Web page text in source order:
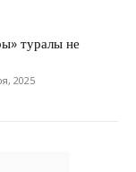
туралы не
2025